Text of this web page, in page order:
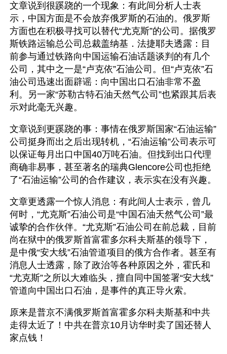
文章说到很蹊跷的一个现象：有此间分析人士表
示，中国方面是不会放弃俄罗斯的石油的。俄罗斯
方面也在积极寻找可以替代“尤克斯”的公司。据俄罗
斯铁路运输总公司总裁盖纳基．法捷耶夫透露：目
前参与通过铁路向中国运输石油话题谈判的有几个
公司，其中之一是“卢克依”石油公司。但“卢克依”石
油公司迅速出面辟谣：向中国出口石油非常不盈
利。另一家“苏勒古特石油天然气公司”也紧跟其后表
示对此毫无兴趣。
文章说到更蹊跷的事：事情在俄罗斯国家“石油运输”
公司挺身而出之后出现转机，“石油运输”公司表示可
以保证每月出口中国40万吨石油。但找到出口代理
商确非易事，甚至著名的瑞典Glencore公司也拒绝
了“石油运输”公司的合作建议，表示实在没有兴趣。
文章更透露一个惊人消息：有此间人士表示，曾几
何时，“尤克斯”石油公司是“中国石油天然气公司”最
诚挚的合作伙伴。“尤克斯”石油公司在前总裁，目前
尚在狱中的俄罗斯首富霍多尔科夫斯基的领导下，
是中俄“安大线”石油管道项目的俄方合作者。甚至有
消息人士透露，除了政治等各种原因之外，霍氏和
“尤克斯”之所以大难临头，擅自同中国签署“安大线”
管道向中国出口石油，是事件的真正导火索。
原来是普京不满俄罗斯首富霍多尔科夫斯基和中共
走得太近了！中共在普京10月访华时卖了国还替人
家点钱！